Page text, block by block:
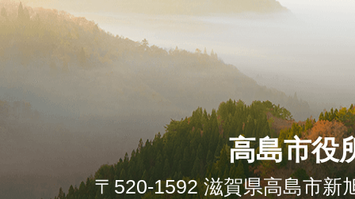
高島市役
〒520-1592 滋賀県高島市新